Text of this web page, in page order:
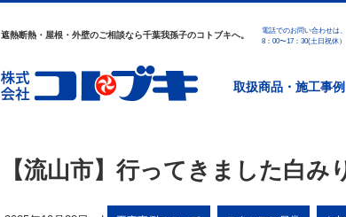
遮熱断熱・屋根・外壁のご相談なら千葉我孫子のコトブキへ。
電話でのお問い合わせは、
8：00〜17：30(土日祝休）
取扱商品・施工事例
【流山市】行ってきました白み